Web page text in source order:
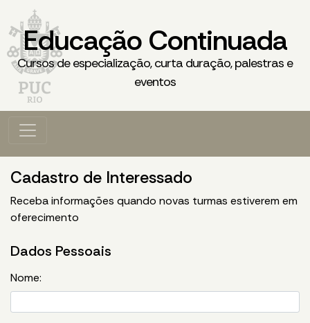
Educação Continuada
Cursos de especialização, curta duração, palestras e
eventos
Cadastro de Interessado
Receba informações quando novas turmas estiverem em
oferecimento
Dados Pessoais
Nome: